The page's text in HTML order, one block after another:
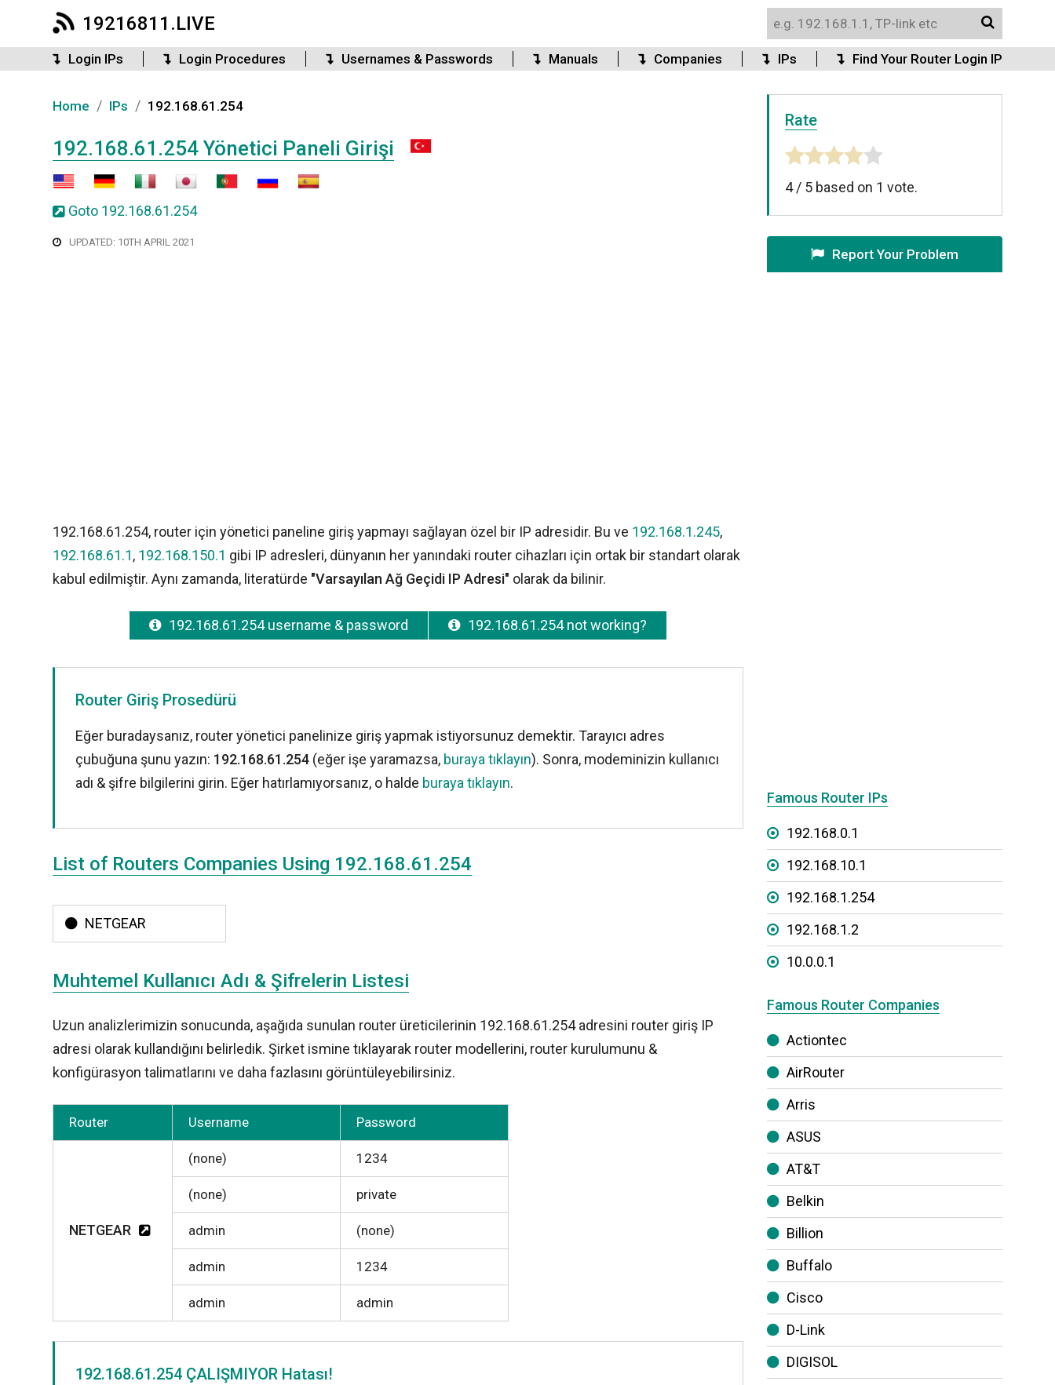
19216811.LIVE
Login IPs Login Procedures Usernames & Passwords Manuals Companies IPs Find Your Router Login IP
Home / IPs / 192.168.61.254
192.168.61.254 Yönetici Paneli Girişi
Goto 192.168.61.254
UPDATED: 10TH APRIL 2021
192.168.61.254, router için yönetici paneline giriş yapmayı sağlayan özel bir IP adresidir. Bu ve 192.168.1.245,
192.168.61.1, 192.168.150.1 gibi IP adresleri, dünyanın her yanındaki router cihazları için ortak bir standart olarak
kabul edilmiştir. Aynı zamanda, literatürde "Varsayılan Ağ Geçidi IP Adresi" olarak da bilinir.
192.168.61.254 username & password 192.168.61.254 not working?
Router Giriş Prosedürü
Eğer buradaysanız, router yönetici panelinize giriş yapmak istiyorsunuz demektir. Tarayıcı adres
çubuğuna şunu yazın: 192.168.61.254 (eğer işe yaramazsa, buraya tıklayın). Sonra, modeminizin kullanıcı
adı & şifre bilgilerini girin. Eğer hatırlamıyorsanız, o halde buraya tıklayın.
List of Routers Companies Using 192.168.61.254
NETGEAR
Muhtemel Kullanıcı Adı & Şifrelerin Listesi
Uzun analizlerimizin sonucunda, aşağıda sunulan router üreticilerinin 192.168.61.254 adresini router giriş IP
adresi olarak kullandığını belirledik. Şirket ismine tıklayarak router modellerini, router kurulumunu &
konfigürasyon talimatlarını ve daha fazlasını görüntüleyebilirsiniz.
Router Username Password
NETGEAR
(none) 1234
(none) private
admin (none)
admin 1234
admin admin
192.168.61.254 ÇALIŞMIYOR Hatası!
Rate
4/ 5 based on 1 vote.
Report Your Problem
Famous Router IPs
192.168.0.1
192.168.10.1
192.168.1.254
192.168.1.2
10.0.0.1
Famous Router Companies
Actiontec
AirRouter
Arris
ASUS
AT&T
Belkin
Billion
Buffalo
Cisco
D-Link
DIGISOL